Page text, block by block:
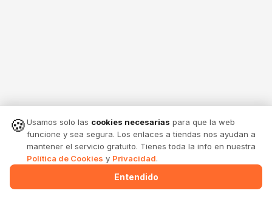
Menu Alertas Comparte Entrar
🍪Usamos solo las cookies necesarias para que la web
funcione y sea segura. Los enlaces a tiendas nos ayudan a
mantener el servicio gratuito. Tienes toda la info en nuestra
Política de Cookies y Privacidad.
Entendido